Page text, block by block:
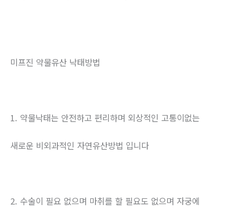
미프진 약물유산 낙태방법
1. 약물낙태는 안전하고 편리하며 외상적인 고통이없는
새로운 비외과적인 자연유산방법 입니다
2. 수술이 필요 없으며 마취를 할 필요도 없으며 자궁에